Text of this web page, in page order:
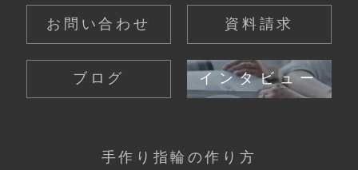
お問い合わせ 資料請求
ブログ インタビュー
手作り指輪の作り方